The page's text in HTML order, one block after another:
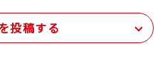
投稿する